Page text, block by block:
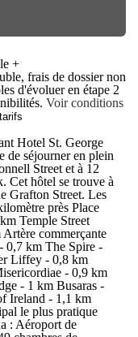
+
frais de dossier non
d'évoluer en étape 2
Voir conditions
Hotel St. George
de séjourner en plein
Street et à 12
Cet hôtel se trouve à
Grafton Street. Les
près Place
Temple Street
commerçante
0,7 km The Spire -
Liffey - 0,8 km
- 0,9 km
- 1 km Busaras -
Ireland - 1,1 km
le plus pratique
: Aéroport de